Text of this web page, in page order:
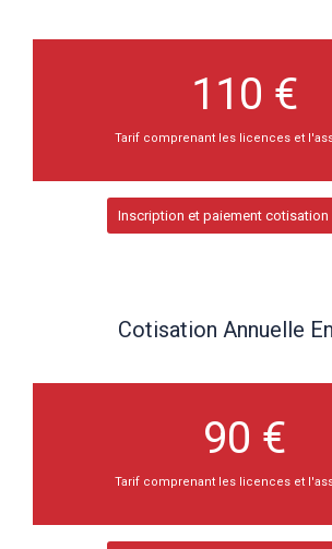
110 €
Tarif comprenant les licences et
Inscription et paiement cotisation
Cotisation Annuelle
90 €
Tarif comprenant les licences et